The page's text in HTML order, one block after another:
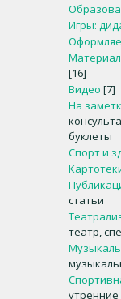
Игры:
[16]
Видео [7]
На
буклеты
Спорт и
статьи
театр,
утренние